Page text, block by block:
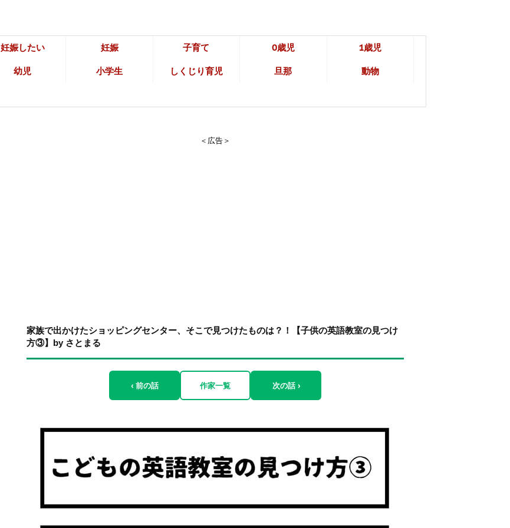
妊娠したい 妊娠 子育て 0歳児 1歳児
幼児 小学生 しくじり育児 旦那 動物
＜広告＞
家族で出かけたショッピングセンター、そこで見つけたものは？！【子供の英語教室の見つけ
方③】by さとまる
‹ 前の話 作家一覧 次の話 ›